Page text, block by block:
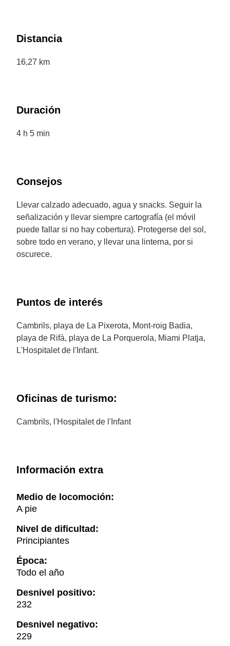
Distancia
16,27 km
Duración
4 h 5 min
Consejos
Llevar calzado adecuado, agua y snacks. Seguir la
señalización y llevar siempre cartografía (el móvil
puede fallar si no hay cobertura). Protegerse del sol,
sobre todo en verano, y llevar una linterna, por si
oscurece.
Puntos de interés
Cambrils, playa de La Pixerota, Mont-roig Badia,
playa de Rifà, playa de La Porquerola, Miami Platja,
L'Hospitalet de l'Infant.
Oficinas de turismo:
Cambrils, l'Hospitalet de l'Infant
Información extra
Medio de locomoción:
A pie
Nivel de dificultad:
Principiantes
Época:
Todo el año
Desnivel positivo:
232
Desnivel negativo:
229